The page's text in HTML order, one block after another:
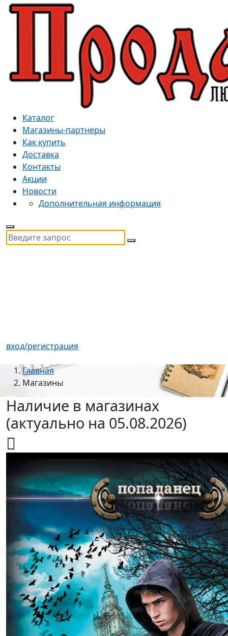
Каталог
Магазины-партнеры
Как купить
Доставка
Контакты
Акции
Новости
Дополнительная информация
вход/регистрация
Главная
Магазины
Наличие в магазинах
(актуально на 05.08.2026)